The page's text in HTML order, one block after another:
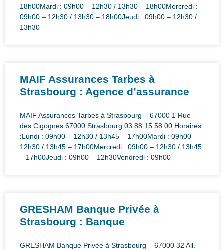
18h00Mardi : 09h00 – 12h30 / 13h30 – 18h00Mercredi :
09h00 – 12h30 / 13h30 – 18h00Jeudi : 09h00 – 12h30 /
13h30
MAIF Assurances Tarbes à
Strasbourg : Agence d’assurance
MAIF Assurances Tarbes à Strasbourg – 67000 1 Rue
des Cigognes 67000 Strasbourg 03 88 15 58 00 Horaires
:Lundi : 09h00 – 12h30 / 13h45 – 17h00Mardi : 09h00 –
12h30 / 13h45 – 17h00Mercredi : 09h00 – 12h30 / 13h45
– 17h00Jeudi : 09h00 – 12h30Vendredi : 09h00 –
GRESHAM Banque Privée à
Strasbourg : Banque
GRESHAM Banque Privée à Strasbourg – 67000 32 All.